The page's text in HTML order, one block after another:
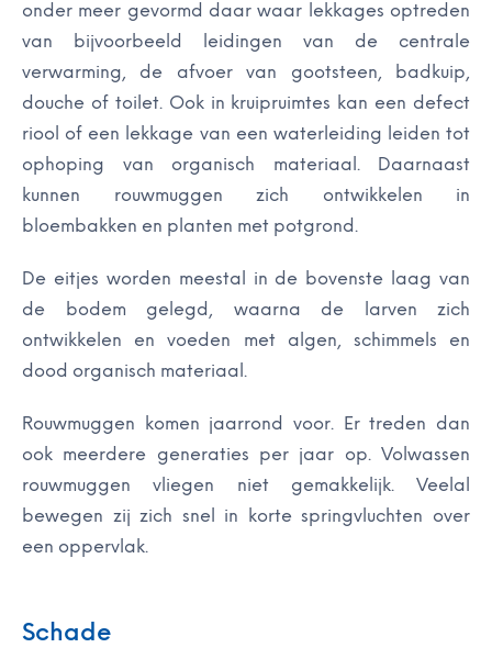
onder meer gevormd daar waar lekkages optreden
van bijvoorbeeld leidingen van de centrale
verwarming, de afvoer van gootsteen, badkuip,
douche of toilet. Ook in kruipruimtes kan een defect
riool of een lekkage van een waterleiding leiden tot
ophoping van organisch materiaal. Daarnaast
kunnen rouwmuggen zich ontwikkelen in
bloembakken en planten met potgrond.
De eitjes worden meestal in de bovenste laag van
de bodem gelegd, waarna de larven zich
ontwikkelen en voeden met algen, schimmels en
dood organisch materiaal.
Rouwmuggen komen jaarrond voor. Er treden dan
ook meerdere generaties per jaar op. Volwassen
rouwmuggen vliegen niet gemakkelijk. Veelal
bewegen zij zich snel in korte springvluchten over
een oppervlak.
Schade